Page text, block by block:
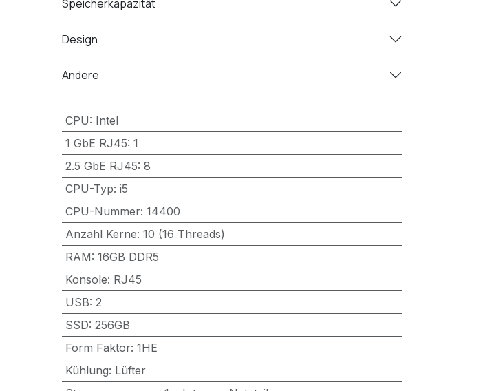
Speicherkapazität
Design
Andere
CPU: Intel
1 GbE RJ45: 1
2.5 GbE RJ45: 8
CPU-Typ: i5
CPU-Nummer: 14400
Anzahl Kerne: 10 (16 Threads)
RAM: 16GB DDR5
Konsole: RJ45
USB: 2
SSD: 256GB
Form Faktor: 1HE
Kühlung: Lüfter